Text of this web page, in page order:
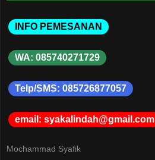
INFO PEMESANAN
WA: 085740271729
Telp/SMS: 085726877057
email: syakalindah@gmail.com
Mochammad Syafik